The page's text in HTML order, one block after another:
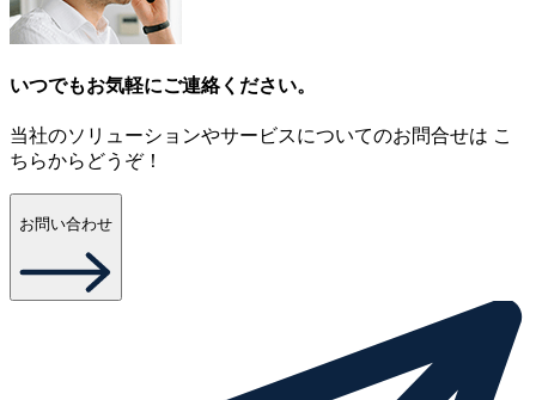
いつでもお気軽にご連絡ください。
当社のソリューションやサービスについてのお問合せは こ
ちらからどうぞ！
お問い合わせ